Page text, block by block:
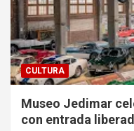
CULTURA
Museo Jedimar
con entrada